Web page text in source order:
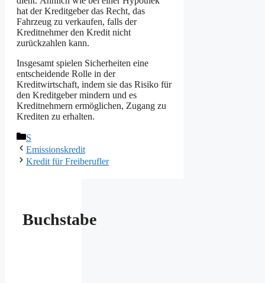
hat der Kreditgeber das Recht, das
Fahrzeug zu verkaufen, falls der
Kreditnehmer den Kredit nicht
zurückzahlen kann.
Insgesamt spielen Sicherheiten eine
entscheidende Rolle in der
Kreditwirtschaft, indem sie das Risiko für
den Kreditgeber mindern und es
Kreditnehmern ermöglichen, Zugang zu
Krediten zu erhalten.
Kategorien
S
Emissionskredit
Kredit für Freiberufler
Buchstabe